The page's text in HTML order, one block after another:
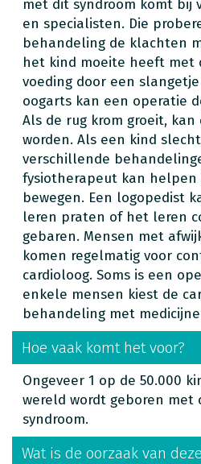
met dit syndroom komt bij
en specialisten. Die
behandeling de klachten
het kind moeite heeft met
voeding door een
oogarts kan een operatie
Als de rug krom groeit,
worden. Als een kind
verschillende
fysiotherapeut kan
bewegen. Een logopedist
leren praten of het leren
gebaren. Mensen met
komen regelmatig voor
cardioloog. Soms is een
enkele mensen kiest de
behandeling met
Hoe vaak komt het voor?
Ongeveer 1 op de 50.000
wereld wordt geboren met
syndroom.
Wat is de oorzaak van